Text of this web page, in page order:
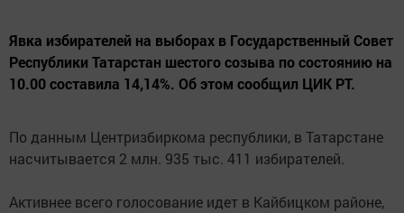
Явка избирателей на выборах в Государственный Совет
Республики Татарстан шестого созыва по состоянию на
10.00 составила 14,14%. Об этом сообщил ЦИК РТ.
По данным Центризбиркома республики, в Татарстане
насчитывается 2 млн. 935 тыс. 411 избирателей.
Активнее всего голосование идет в Кайбицком районе,